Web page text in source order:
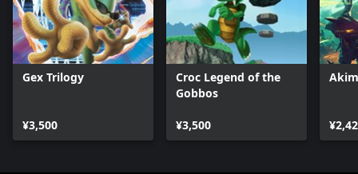
Gex Trilogy
¥3,500
Croc Legend of the
Gobbos
¥3,500